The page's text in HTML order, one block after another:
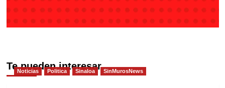
Te pueden interesar
Noticias Politica Sinaloa SinMurosNews